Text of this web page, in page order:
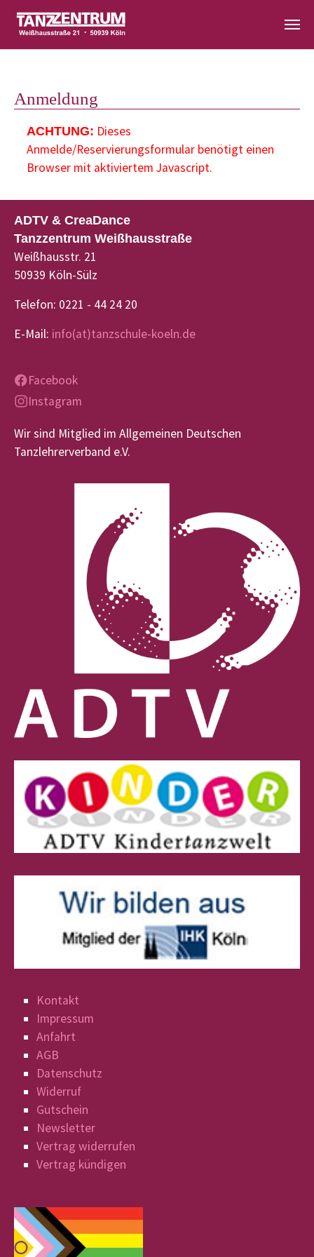
Anmeldung
ACHTUNG: Dieses
Anmelde/Reservierungsformular benötigt einen
Browser mit aktiviertem Javascript.
ADTV & CreaDance
Tanzzentrum Weißhausstraße
Weißhausstr. 21
50939 Köln-Sülz
Telefon: 0221 - 44 24 20
E-Mail: info(at)tanzschule-koeln.de
Facebook
Instagram
Wir sind Mitglied im Allgemeinen Deutschen
Tanzlehrerverband e.V.
Kontakt
Impressum
Anfahrt
AGB
Datenschutz
Widerruf
Gutschein
Newsletter
Vertrag widerrufen
Vertrag kündigen